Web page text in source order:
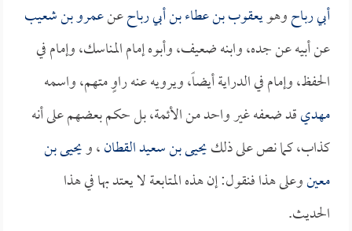
أبي رباحوهويعقوب بن عطاء بن أبي رباحعنعمرو بن شعيب
عن أبيه عن جده، وابنه ضعيف، وأبوه إمام المناسك، وإمام في
الحفظ، وإمام في الدراية أيضاً، ويرويه عنه راوٍ متهم، واسمه
مهديقد ضعفه غير واحد من الأئمة، بل حكم بعضهم على أنه
كذاب، كما نص على ذلكيحيى بن سعيد القطان، ويحيى بن
معينوعلى هذا فنقول: إن هذه المتابعة لا يعتد بها في هذا
الحديث.